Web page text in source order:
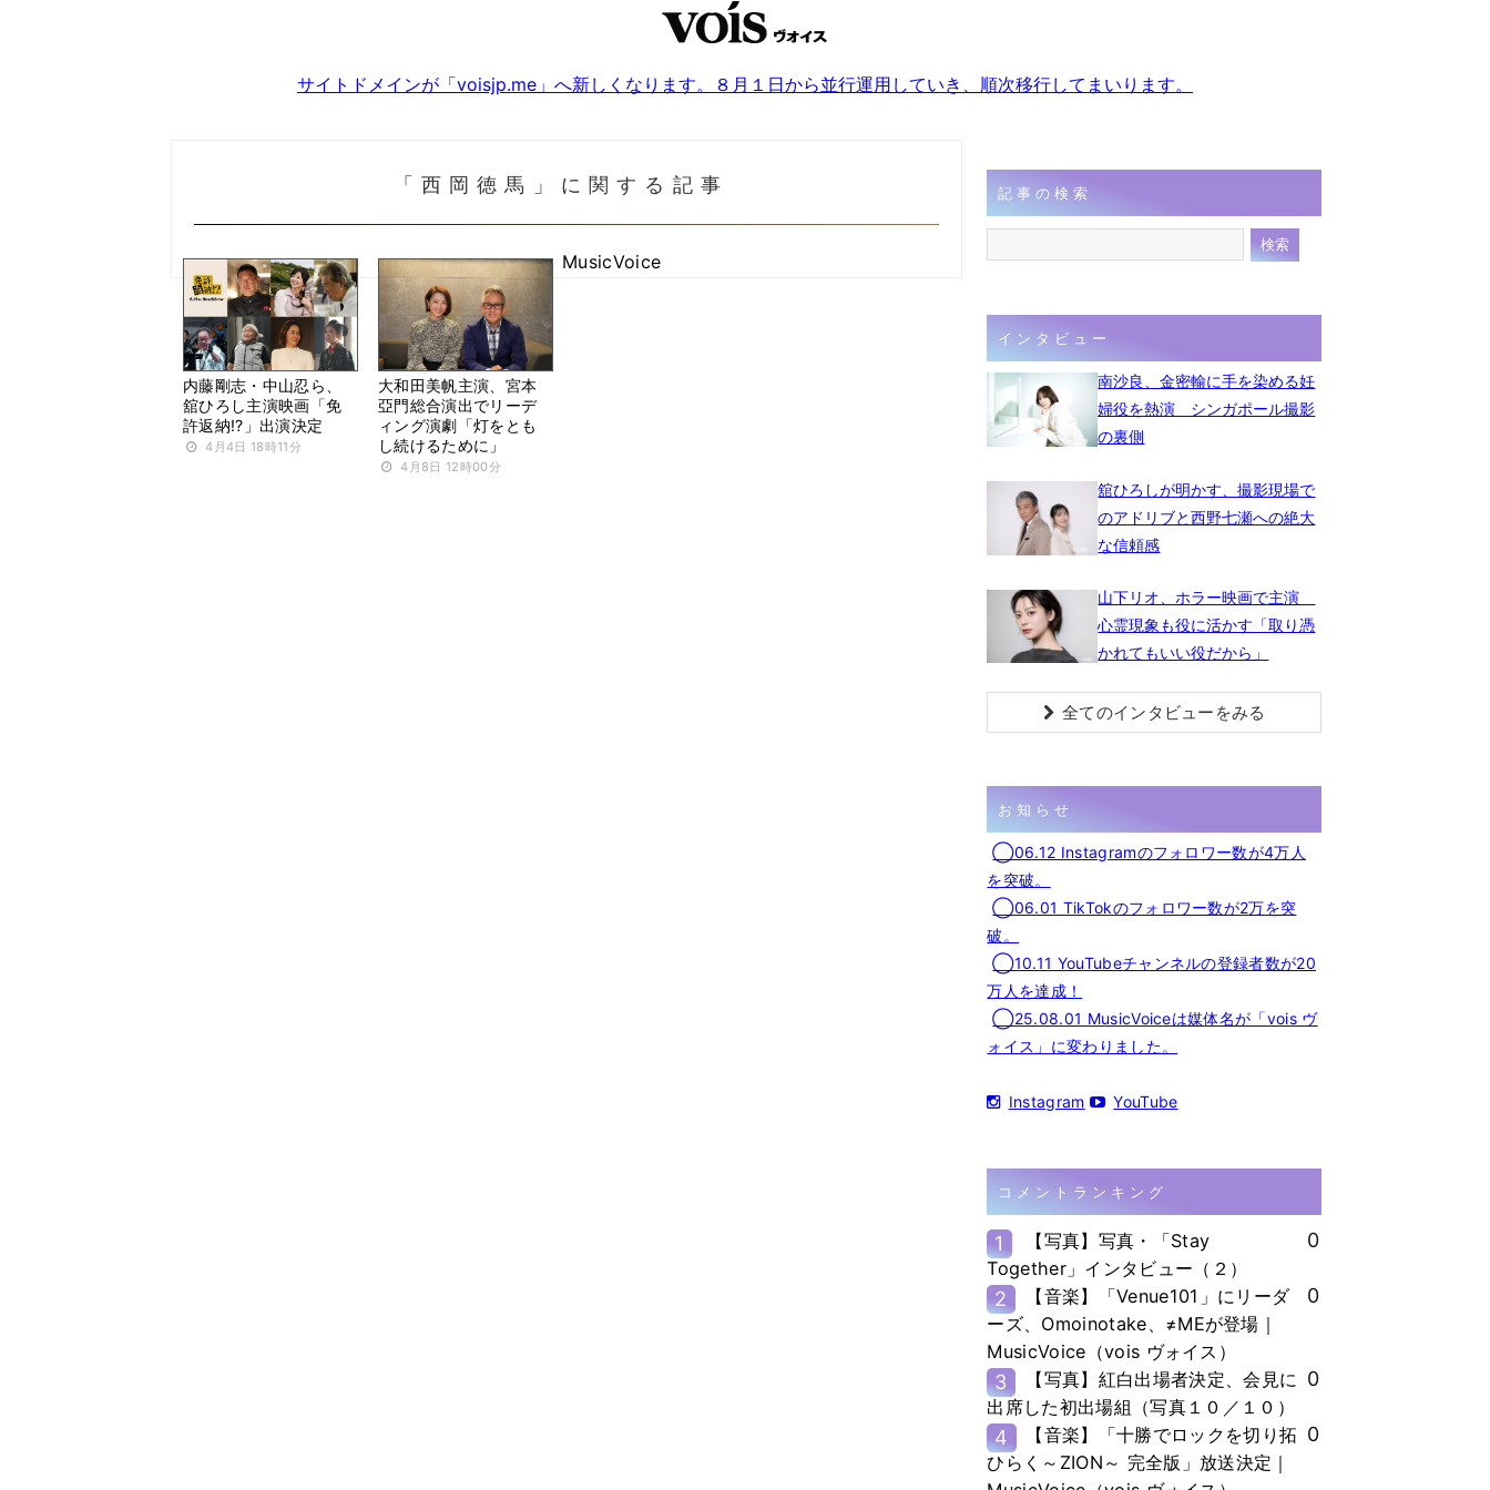
サイトドメインが「voisjp.me」へ新しくなります。８月１日から並行運用していき、順次移行してまいります。
「西岡徳馬」に関する記事
内藤剛志・中山忍ら、
舘ひろし主演映画「免
許返納!?」出演決定
4月4日 18時11分
大和田美帆主演、宮本
亞門総合演出でリーデ
ィング演劇「灯をとも
し続けるために」
4月8日 12時00分
MusicVoice
記事の検索
インタビュー
南沙良、金密輸に手を染める妊
婦役を熱演 シンガポール撮影
の裏側
舘ひろしが明かす、撮影現場で
のアドリブと西野七瀬への絶大
な信頼感
山下リオ、ホラー映画で主演
心霊現象も役に活かす「取り憑
かれてもいい役だから」
全てのインタビューをみる
お知らせ
◯06.12 Instagramのフォロワー数が4万人
を突破。
◯06.01 TikTokのフォロワー数が2万を突
破。
◯10.11 YouTubeチャンネルの登録者数が20
万人を達成！
◯25.08.01 MusicVoiceは媒体名が「vois ヴ
ォイス」に変わりました。
Instagram YouTube
コメントランキング
1
【写真】写真・「Stay
Together」インタビュー（２）
0
2
【音楽】「Venue101」にリーダ
ーズ、Omoinotake、≠MEが登場｜
MusicVoice（vois ヴォイス）
0
3
【写真】紅白出場者決定、会見に
出席した初出場組（写真１０／１０）
0
4
【音楽】「十勝でロックを切り拓
ひらく～ZION～ 完全版」放送決定｜
0